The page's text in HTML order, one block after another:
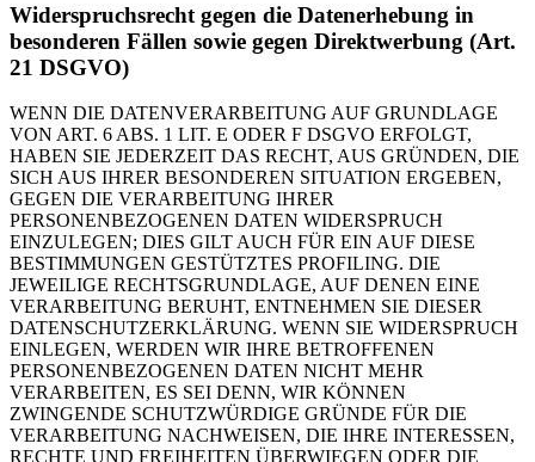
Widerspruchsrecht gegen die Datenerhebung in
besonderen Fällen sowie gegen Direktwerbung (Art.
21 DSGVO)
WENN DIE DATENVERARBEITUNG AUF GRUNDLAGE
VON ART. 6 ABS. 1 LIT. E ODER F DSGVO ERFOLGT,
HABEN SIE JEDERZEIT DAS RECHT, AUS GRÜNDEN, DIE
SICH AUS IHRER BESONDEREN SITUATION ERGEBEN,
GEGEN DIE VERARBEITUNG IHRER
PERSONENBEZOGENEN DATEN WIDERSPRUCH
EINZULEGEN; DIES GILT AUCH FÜR EIN AUF DIESE
BESTIMMUNGEN GESTÜTZTES PROFILING. DIE
JEWEILIGE RECHTSGRUNDLAGE, AUF DENEN EINE
VERARBEITUNG BERUHT, ENTNEHMEN SIE DIESER
DATENSCHUTZERKLÄRUNG. WENN SIE WIDERSPRUCH
EINLEGEN, WERDEN WIR IHRE BETROFFENEN
PERSONENBEZOGENEN DATEN NICHT MEHR
VERARBEITEN, ES SEI DENN, WIR KÖNNEN
ZWINGENDE SCHUTZWÜRDIGE GRÜNDE FÜR DIE
VERARBEITUNG NACHWEISEN, DIE IHRE INTERESSEN,
RECHTE UND FREIHEITEN ÜBERWIEGEN ODER DIE